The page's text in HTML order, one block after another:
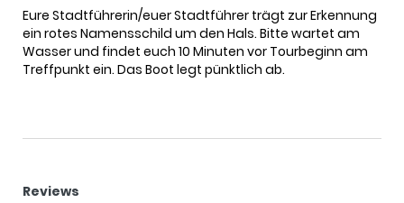
Eure Stadtführerin/euer Stadtführer trägt zur Erkennung
ein rotes Namensschild um den Hals. Bitte wartet am
Wasser und findet euch 10 Minuten vor Tourbeginn am
Treffpunkt ein. Das Boot legt pünktlich ab.
Reviews